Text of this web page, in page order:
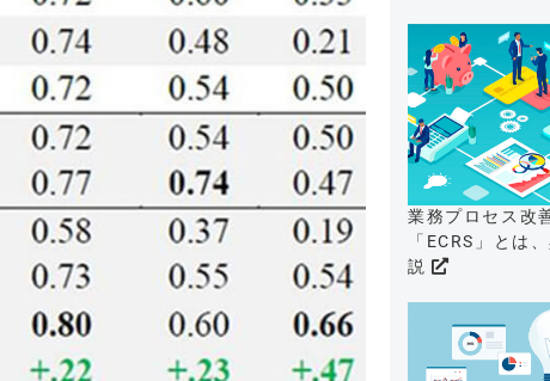
業務プロセス改
「ECRS」とは
説